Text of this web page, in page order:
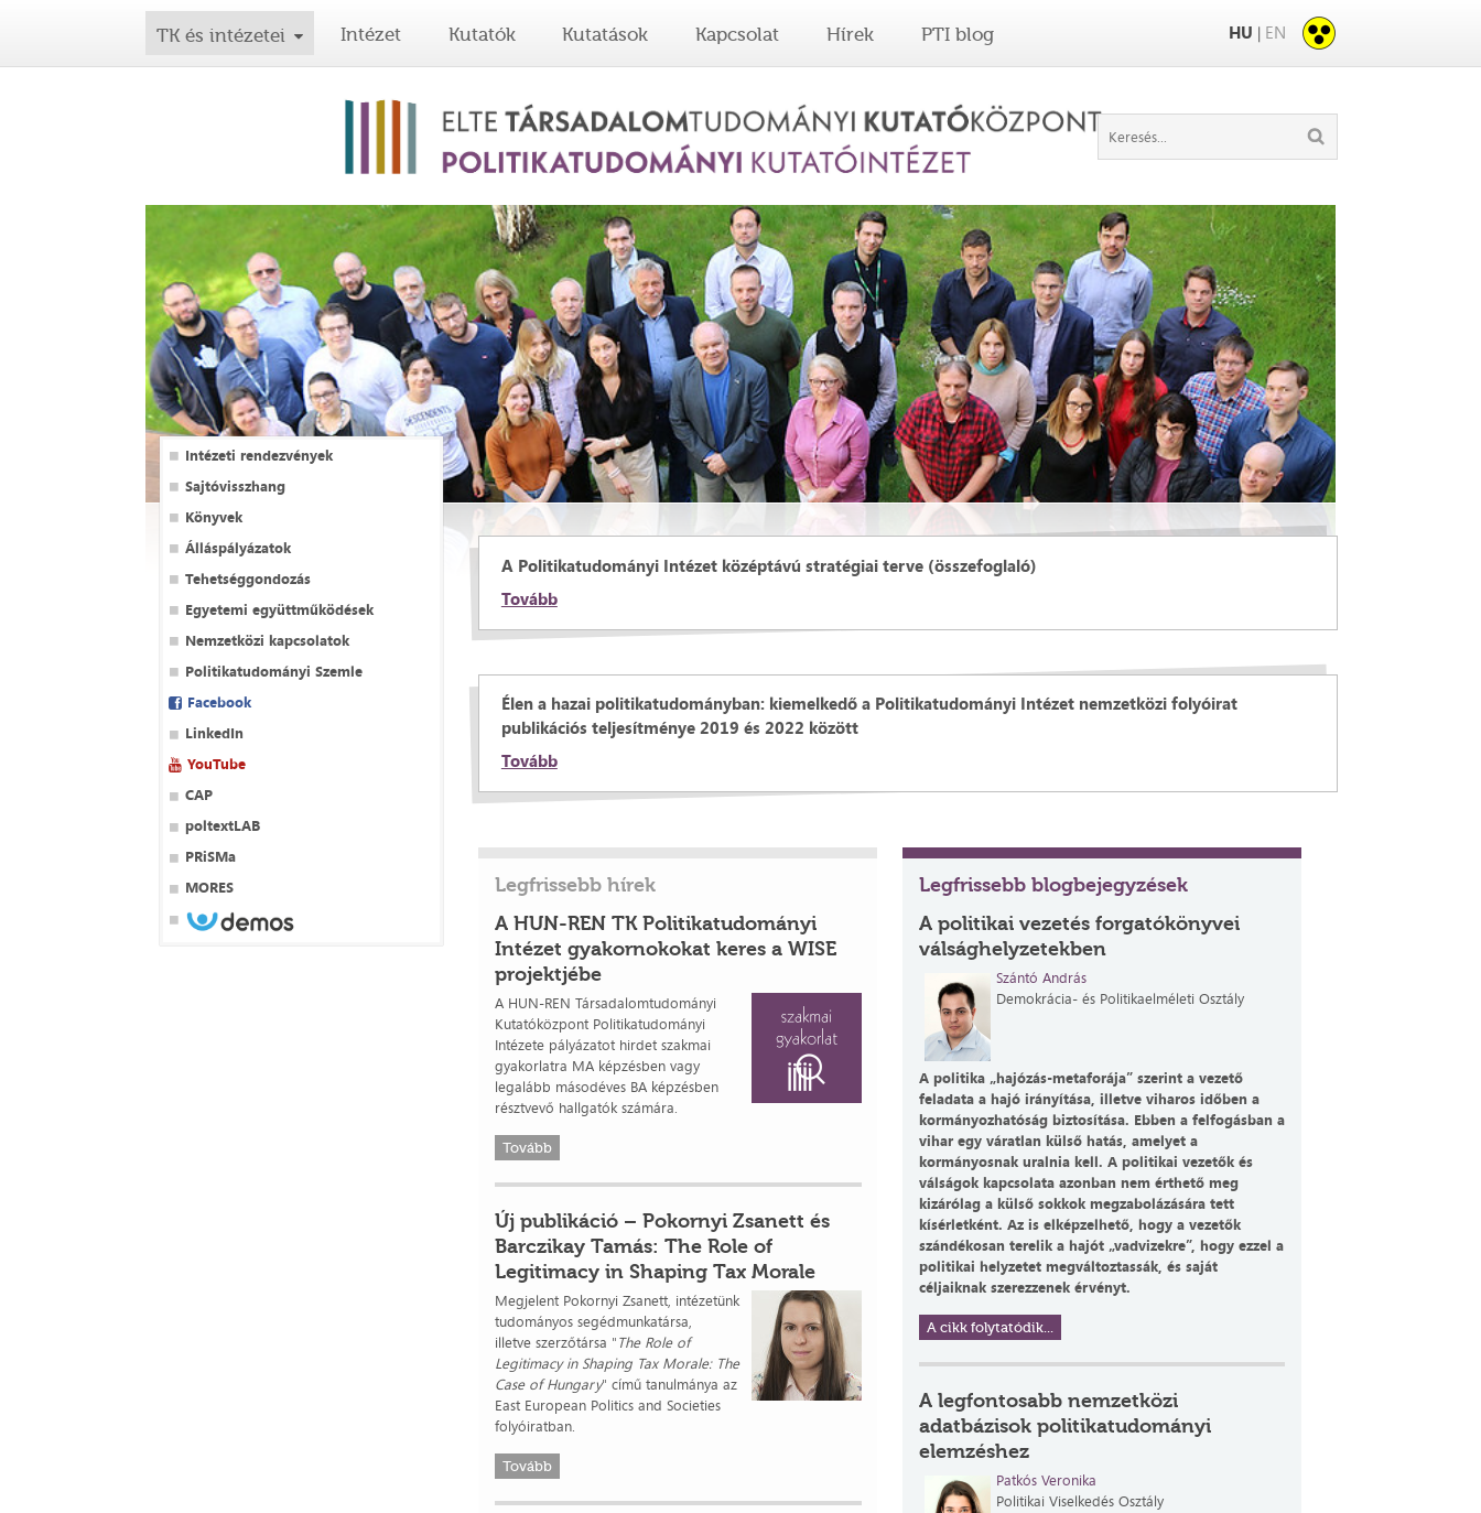
TK és intézetei Intézet Kutatók Kutatások Kapcsolat Hírek PTI blog HU | EN
Intézeti rendezvények
Sajtóvisszhang
Könyvek
Álláspályázatok
Tehetséggondozás
Egyetemi együttműködések
Nemzetközi kapcsolatok
Politikatudományi Szemle
Facebook
LinkedIn
YouTube
CAP
poltextLAB
PRiSMa
MORES
A Politikatudományi Intézet középtávú stratégiai terve (összefoglaló)
Tovább
Élen a hazai politikatudományban: kiemelkedő a Politikatudományi Intézet nemzetközi folyóirat
publikációs teljesítménye 2019 és 2022 között
Tovább
Legfrissebb hírek
A HUN-REN TK Politikatudományi
Intézet gyakornokokat keres a WISE
projektjébe
A HUN-REN Társadalomtudományi
Kutatóközpont Politikatudományi
Intézete pályázatot hirdet szakmai
gyakorlatra MA képzésben vagy
legalább másodéves BA képzésben
résztvevő hallgatók számára.
Tovább
Új publikáció – Pokornyi Zsanett és
Barczikay Tamás: The Role of
Legitimacy in Shaping Tax Morale
Megjelent Pokornyi Zsanett, intézetünk
tudományos segédmunkatársa,
illetve szerzőtársa "The Role of
Legitimacy in Shaping Tax Morale: The
Case of Hungary" című tanulmánya az
East European Politics and Societies
folyóiratban.
Tovább
Legfrissebb blogbejegyzések
A politikai vezetés forgatókönyvei
válsághelyzetekben
Szántó András
Demokrácia- és Politikaelméleti Osztály
A politika „hajózás-metaforája” szerint a vezető
feladata a hajó irányítása, illetve viharos időben a
kormányozhatóság biztosítása. Ebben a felfogásban a
vihar egy váratlan külső hatás, amelyet a
kormányosnak uralnia kell. A politikai vezetők és
válságok kapcsolata azonban nem érthető meg
kizárólag a külső sokkok megzabolázására tett
kísérletként. Az is elképzelhető, hogy a vezetők
szándékosan terelik a hajót „vadvizekre”, hogy ezzel a
politikai helyzetet megváltoztassák, és saját
céljaiknak szerezzenek érvényt.
A cikk folytatódik...
A legfontosabb nemzetközi
adatbázisok politikatudományi
elemzéshez
Patkós Veronika
Politikai Viselkedés Osztály